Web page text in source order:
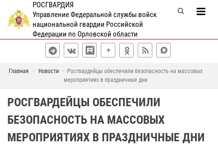
РОСГВАРДИЯ
Управление Федеральной службы войск
национальной гвардии Российской
Федерации по Орловской области
Главная Новости
Росгвардейцы обеспечили безопасность на массовых
мероприятиях в праздничные дни
РОСГВАРДЕЙЦЫ ОБЕСПЕЧИЛИ
БЕЗОПАСНОСТЬ НА МАССОВЫХ
МЕРОПРИЯТИЯХ В ПРАЗДНИЧНЫЕ ДНИ